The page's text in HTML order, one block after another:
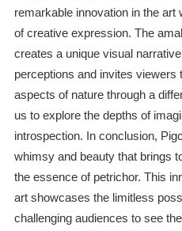
remarkable innovation in the art
of creative expression. The
creates a unique visual
perceptions and invites viewers
aspects of nature through a
us to explore the depths of
introspection. In conclusion,
whimsy and beauty that brings
the essence of petrichor. This
art showcases the limitless
challenging audiences to see